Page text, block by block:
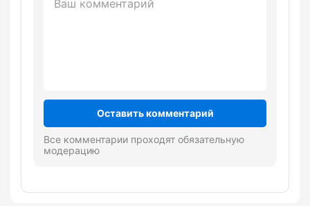
Оставить комментарий
Все комментарии проходят обязательную
модерацию